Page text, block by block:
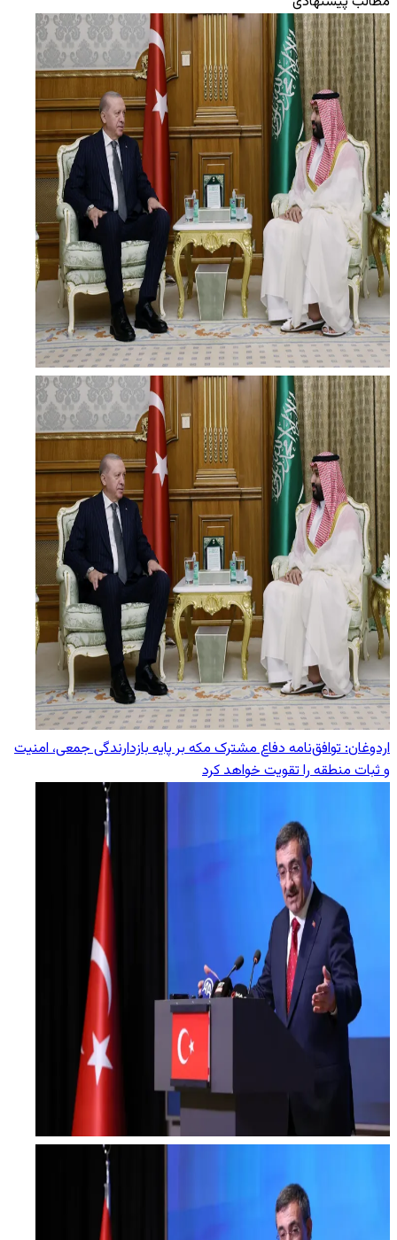
اردوغان: توافق‌نامه دفاع مشترک مکه بر پایه بازدارندگی جمعی، امنیت
و ثبات منطقه را تقویت خواهد کرد